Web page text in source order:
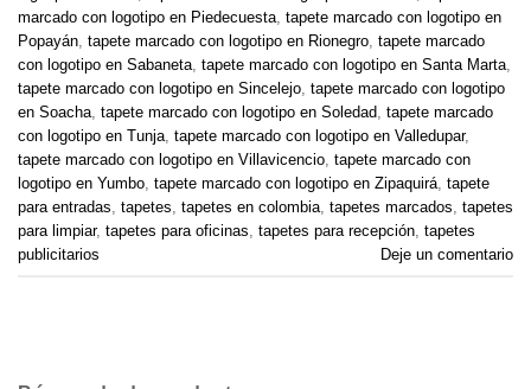
marcado con logotipo en Piedecuesta tapete marcado con logotipo en
Popayán tapete marcado con logotipo en Rionegro tapete marcado
con logotipo en Sabaneta tapete marcado con logotipo en Santa Marta
tapete marcado con logotipo en Sincelejo tapete marcado con logotipo
en Soacha tapete marcado con logotipo en Soledad tapete marcado
con logotipo en Tunja tapete marcado con logotipo en Valledupar,
tapete marcado con logotipo en Villavicencio tapete marcado con
logotipo en Yumbo tapete marcado con logotipo en Zipaquirá tapete
para entradas tapetes tapetes en colombia tapetes marcados tapetes
para limpiar, tapetes para oficinas tapetes para recepción tapetes
publicitarios
Deje un comentario